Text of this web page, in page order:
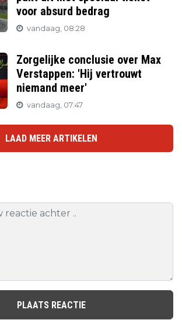
voor absurd bedrag
vandaag, 08:28
Zorgelijke conclusie over Max
Verstappen: 'Hij vertrouwt
niemand meer'
vandaag, 07:47
LAAD MEER ARTIKELEN
PLAATS REACTIE